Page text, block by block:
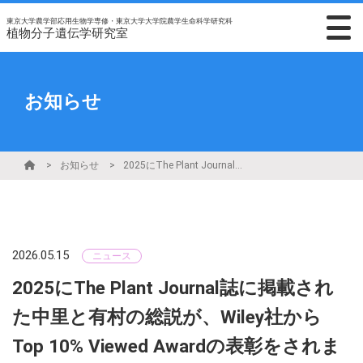
東京大学農学部応用生物学専修・東京大学大学院農学生命科学研究科
植物分子遺伝学研究室
お知らせ
お知らせ 2025にThe Plant Journal誌に掲載された中里と有村の総説が、Wiley社からTop 10% Viewed Awardの表彰をされました
2026.05.15 ニュース
2025にThe Plant Journal誌に掲載され
た中里と有村の総説が、Wiley社から
Top 10% Viewed Awardの表彰をされま